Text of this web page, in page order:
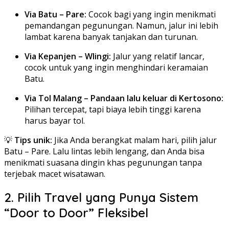
Via Batu – Pare: Cocok bagi yang ingin menikmati
pemandangan pegunungan. Namun, jalur ini lebih
lambat karena banyak tanjakan dan turunan.
Via Kepanjen – Wlingi: Jalur yang relatif lancar,
cocok untuk yang ingin menghindari keramaian
Batu.
Via Tol Malang – Pandaan lalu keluar di Kertosono:
Pilihan tercepat, tapi biaya lebih tinggi karena
harus bayar tol.
💡 Tips unik: Jika Anda berangkat malam hari, pilih jalur
Batu – Pare. Lalu lintas lebih lengang, dan Anda bisa
menikmati suasana dingin khas pegunungan tanpa
terjebak macet wisatawan.
2. Pilih Travel yang Punya Sistem
“Door to Door” Fleksibel